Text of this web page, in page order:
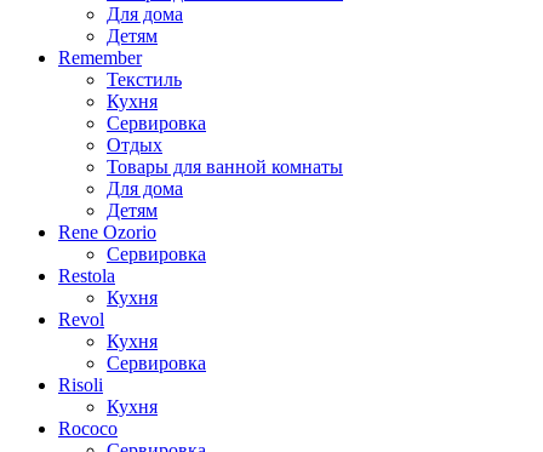
Для дома
Детям
Remember
Текстиль
Кухня
Сервировка
Отдых
Товары для ванной комнаты
Для дома
Детям
Rene Ozorio
Сервировка
Restola
Кухня
Revol
Кухня
Сервировка
Risoli
Кухня
Rococo